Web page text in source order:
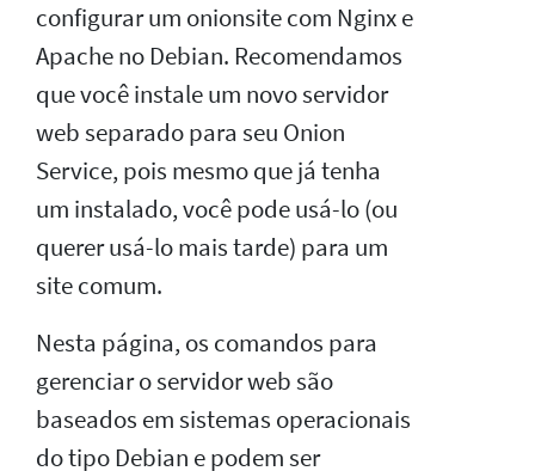
configurar um onionsite com Nginx e
Apache no Debian. Recomendamos
que você instale um novo servidor
web separado para seu Onion
Service, pois mesmo que já tenha
um instalado, você pode usá-lo (ou
querer usá-lo mais tarde) para um
site comum.
Nesta página, os comandos para
gerenciar o servidor web são
baseados em sistemas operacionais
do tipo Debian e podem ser